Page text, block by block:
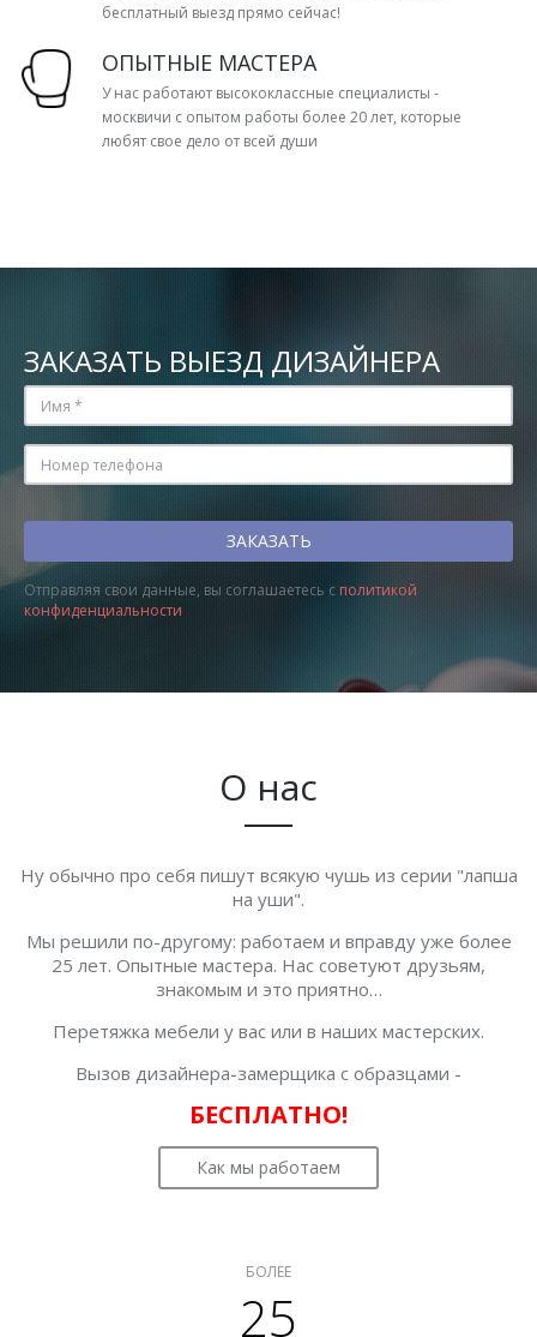
бесплатный выезд прямо сейчас!
ОПЫТНЫЕ МАСТЕРА
У нас работают высококлассные специалисты -
москвичи с опытом работы более 20 лет, которые
любят свое дело от всей души
ЗАКАЗАТЬ ВЫЕЗД ДИЗАЙНЕРА
Отправляя свои данные, вы соглашаетесь с политикой
конфиденциальности
О нас
Ну обычно про себя пишут всякую чушь из серии "лапша
на уши".
Мы решили по-другому: работаем и вправду уже более
25 лет. Опытные мастера. Нас советуют друзьям,
знакомым и это приятно…
Перетяжка мебели у вас или в наших мастерских.
Вызов дизайнера-замерщика с образцами -
БЕСПЛАТНО!
Как мы работаем
БОЛЕЕ
25